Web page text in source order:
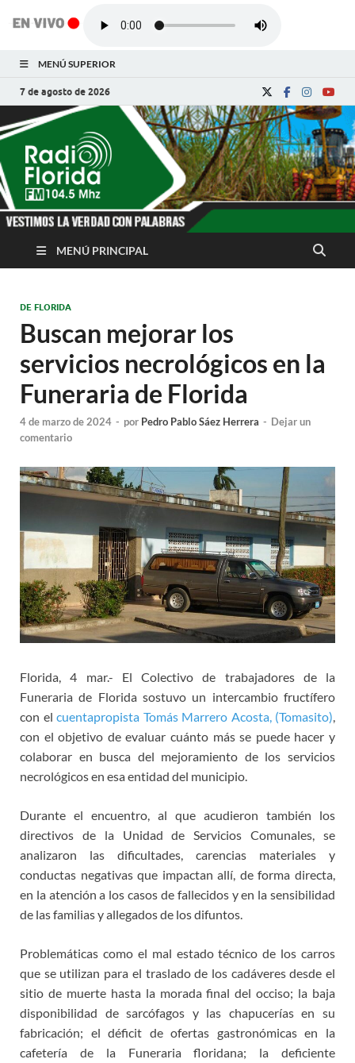
MENÚ SUPERIOR
7 de agosto de 2026
Radio Florida de
Cuba
Noticias y Actualidades de Florida, Camagüey,
MENÚ PRINCIPAL
DE FLORIDA
Buscan mejorar los
servicios necrológicos en la
Funeraria de Florida
4 de marzo de 2024 - por Pedro Pablo Sáez Herrera - Dejar un
comentario
Florida, 4 mar.- El Colectivo de trabajadores de la
Funeraria de Florida sostuvo un intercambio fructífero
con el cuentapropista Tomás Marrero Acosta, (Tomasito)
con el objetivo de evaluar cuánto más se puede hacer y
colaborar en busca del mejoramiento de los servicios
necrológicos en esa entidad del municipio.
Durante el encuentro, al que acudieron también los
directivos de la Unidad de Servicios Comunales, se
analizaron las dificultades, carencias materiales y
conductas negativas que impactan allí, de forma directa,
en la atención a los casos de fallecidos y en la sensibilidad
de las familias y allegados de los difuntos.
Problemáticas como el mal estado técnico de los carros
que se utilizan para el traslado de los cadáveres desde el
sitio de muerte hasta la morada final del occiso; la baja
disponibilidad de sarcófagos y las chapucerías en su
fabricación; el déficit de ofertas gastronómicas en la
cafetería de la Funeraria floridana; la deficiente